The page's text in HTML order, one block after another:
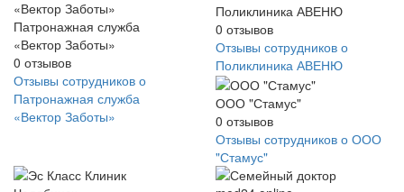
Патронажная служба
«Вектор Заботы»
0 отзывов
Отзывы сотрудников о
Патронажная служба
«Вектор Заботы»
Поликлиника АВЕНЮ
0 отзывов
Отзывы сотрудников о
Поликлиника АВЕНЮ
ООО "Стамус"
0 отзывов
Отзывы сотрудников о ООО
"Стамус"